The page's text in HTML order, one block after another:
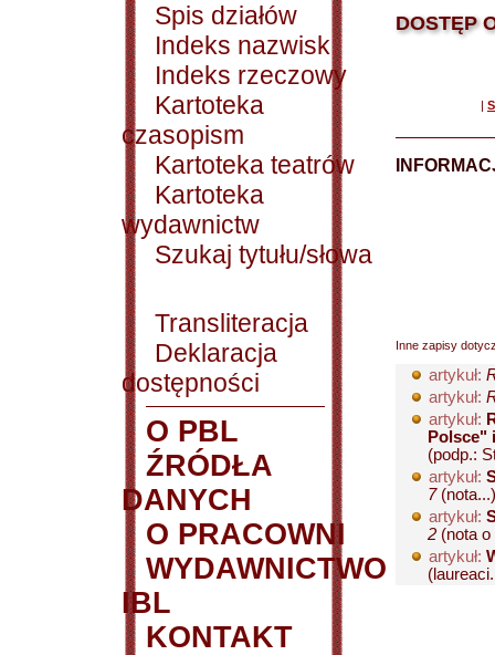
Spis działów
Indeks nazwisk
Indeks rzeczowy
Kartoteka
czasopism
Kartoteka teatrów
Kartoteka
wydawnictw
Szukaj tytułu/słowa
Transliteracja
Deklaracja
dostępności
O PBL
ŹRÓDŁA
DANYCH
O PRACOWNI
WYDAWNICTWO
IBL
KONTAKT
DOSTĘP
|
Inne zapisy
artykuł:
artykuł:
artykuł:
Polsce"
(podp.:
artykuł:
7(nota...)
artykuł:
2 (nota o
artykuł: